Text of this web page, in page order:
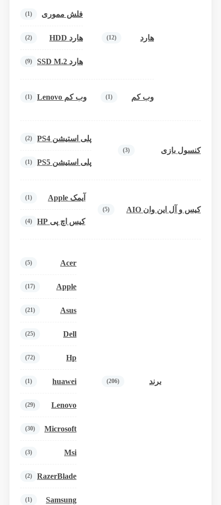
هارد (12)
فلش مموری (1)
هارد HDD (2)
هارد SSD M.2 (9)
وب کم (1) وب کم Lenovo (1)
کنسول بازی (3)
پلی استیشن PS4 (2)
پلی استیشن PS5 (1)
کیس و آل این وان AIO (5)
آیمک Apple (1)
کیس اچ پی HP (4)
برند (206)
Acer
(5)
Apple
(17)
Asus
(21)
Dell
(25)
Hp
(72)
huawei
(1)
Lenovo
(29)
Microsoft
(30)
Msi
(3)
RazerBlade
(2)
Samsung
(1)